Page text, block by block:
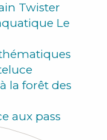
Twister
Le
la forêt des
aux pass